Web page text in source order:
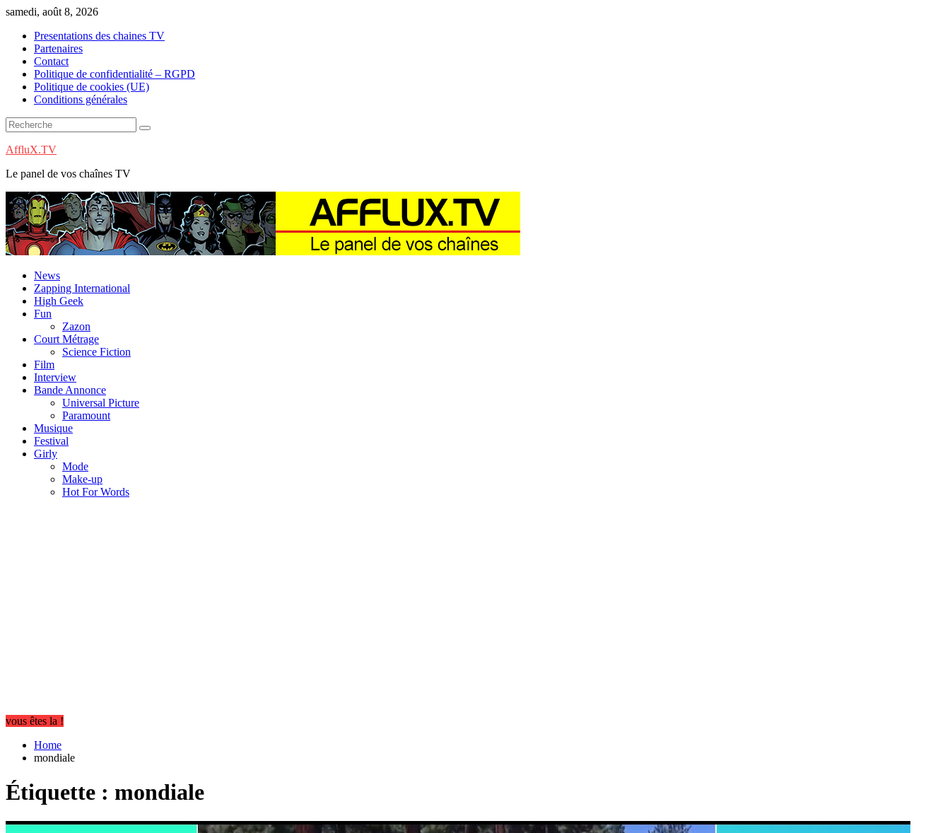
Skip
content
samedi, août 8, 2026
Presentations des chaines TV
Partenaires
Contact
Politique de confidentialité – RGPD
Politique de cookies (UE)
Conditions générales
AffluX.TV
Le panel de vos chaînes TV
News
Zapping International
High Geek
Fun
Zazon
Court Métrage
Science Fiction
Film
Interview
Bande Annonce
Universal Picture
Paramount
Musique
Festival
Girly
Mode
Make-up
Hot For Words
vous êtes la !
Home
mondiale
Étiquette : mondiale